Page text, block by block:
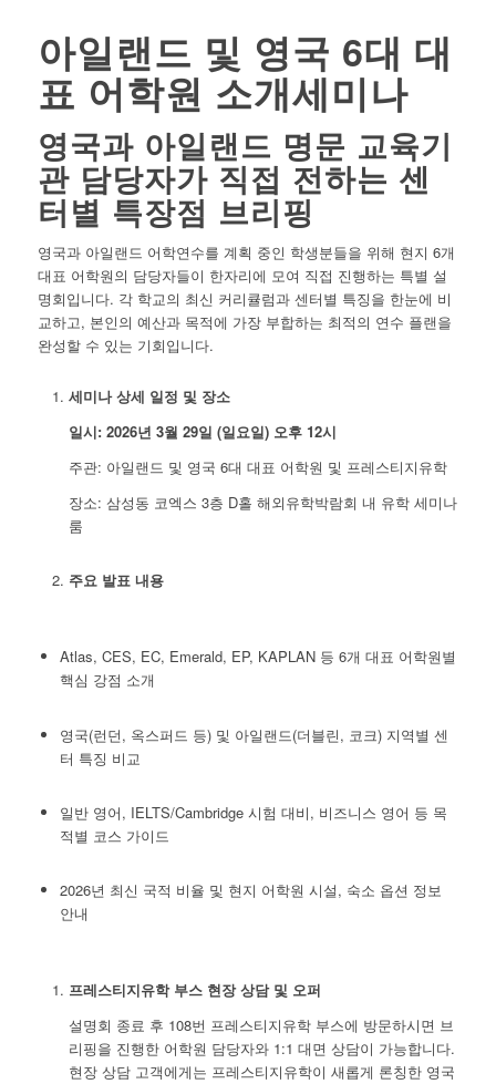
아일랜드 및 영국 6대 대
표 어학원 소개세미나
영국과 아일랜드 명문 교육기
관 담당자가 직접 전하는 센
터별 특장점 브리핑
영국과 아일랜드 어학연수를 계획 중인 학생분들을 위해 현지 6개
대표 어학원의 담당자들이 한자리에 모여 직접 진행하는 특별 설
명회입니다. 각 학교의 최신 커리큘럼과 센터별 특징을 한눈에 비
교하고, 본인의 예산과 목적에 가장 부합하는 최적의 연수 플랜을
완성할 수 있는 기회입니다.
세미나 상세 일정 및 장소
일시: 2026년 3월 29일 (일요일) 오후 12시
주관: 아일랜드 및 영국 6대 대표 어학원 및 프레스티지유학
장소: 삼성동 코엑스 3층 D홀 해외유학박람회 내 유학 세미나
룸
주요 발표 내용
Atlas, CES, EC, Emerald, EP, KAPLAN 등 6개 대표 어학원별
핵심 강점 소개
영국(런던, 옥스퍼드 등) 및 아일랜드(더블린, 코크) 지역별 센
터 특징 비교
일반 영어, IELTS/Cambridge 시험 대비, 비즈니스 영어 등 목
적별 코스 가이드
2026년 최신 국적 비율 및 현지 어학원 시설, 숙소 옵션 정보
안내
프레스티지유학 부스 현장 상담 및 오퍼
설명회 종료 후 108번 프레스티지유학 부스에 방문하시면 브
리핑을 진행한 어학원 담당자와 1:1 대면 상담이 가능합니다.
현장 상담 고객에게는 프레스티지유학이 새롭게 론칭한 영국